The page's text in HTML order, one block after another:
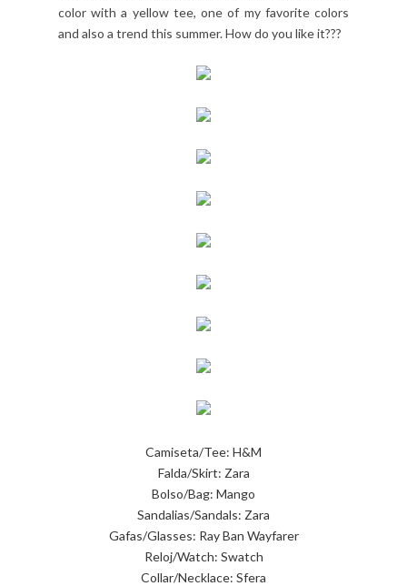
color with a yellow tee, one of my favorite colors
and also a trend this summer. How do you like it???
Camiseta/Tee: H&M
Falda/Skirt: Zara
Bolso/Bag: Mango
Sandalias/Sandals: Zara
Gafas/Glasses: Ray Ban Wayfarer
Reloj/Watch: Swatch
Collar/Necklace: Sfera